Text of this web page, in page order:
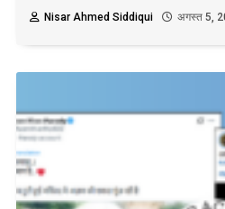
Nisar Ahmed Siddiqui
अगस्त 5,